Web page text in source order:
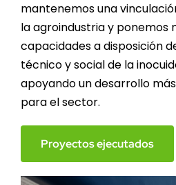
mantenemos una
la agroindustria y ponemos
capacidades a disposición
técnico y social de la
apoyando un desarrollo
para el sector.
Proyectos ejecutados